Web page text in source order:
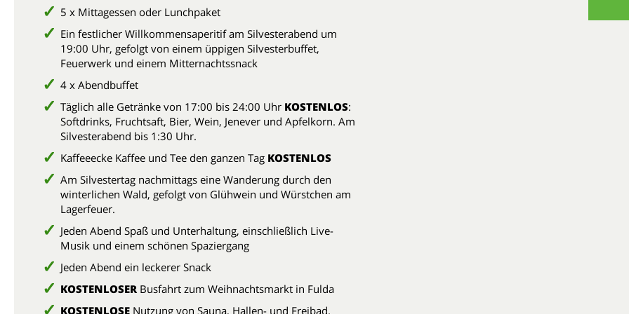
5 x Mittagessen oder Lunchpaket
Ein festlicher Willkommensaperitif am Silvesterabend um
19:00 Uhr, gefolgt von einem üppigen Silvesterbuffet,
Feuerwerk und einem Mitternachtssnack
4 x Abendbuffet
Täglich alle Getränke von 17:00 bis 24:00 Uhr KOSTENLOS:
Softdrinks, Fruchtsaft, Bier, Wein, Jenever und Apfelkorn. Am
Silvesterabend bis 1:30 Uhr.
Kaffeeecke Kaffee und Tee den ganzen Tag KOSTENLOS
Am Silvestertag nachmittags eine Wanderung durch den
winterlichen Wald, gefolgt von Glühwein und Würstchen am
Lagerfeuer.
Jeden Abend Spaß und Unterhaltung, einschließlich Live-
Musik und einem schönen Spaziergang
Jeden Abend ein leckerer Snack
KOSTENLOSER Busfahrt zum Weihnachtsmarkt in Fulda
KOSTENLOSE Nutzung von Sauna, Hallen- und Freibad.